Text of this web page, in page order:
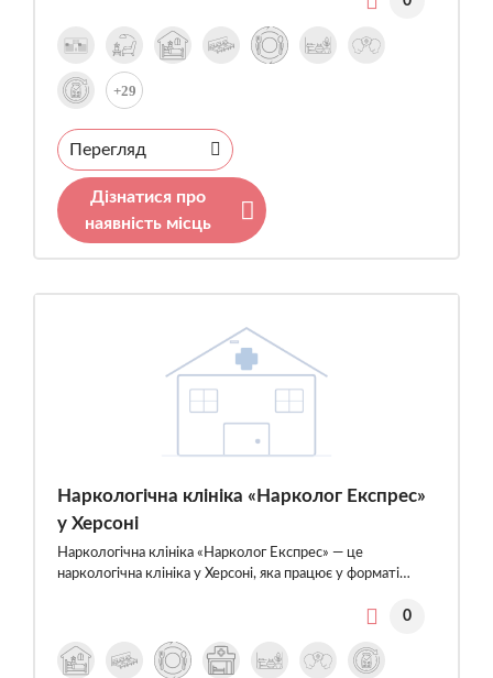
+29
Перегляд
Дізнатися про
наявність місць
Наркологічна клініка «Нарколог Експрес»
у Херсоні
Наркологічна клініка «Нарколог Експрес» — це
наркологічна клініка у Херсоні, яка працює у форматі…
0